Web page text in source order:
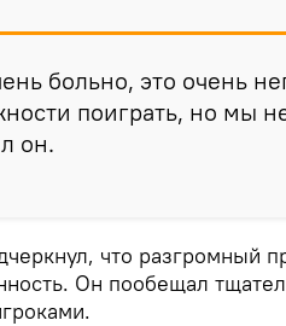
больно, это очень
поиграть, но мы
он.
что разгромный
Он пообещал